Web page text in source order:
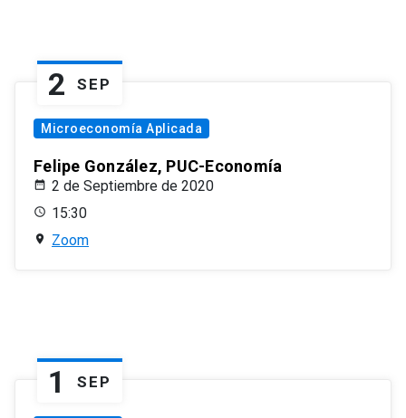
2 SEP
Microeconomía Aplicada
Felipe González, PUC-Economía
2 de Septiembre de 2020
15:30
Zoom
1 SEP